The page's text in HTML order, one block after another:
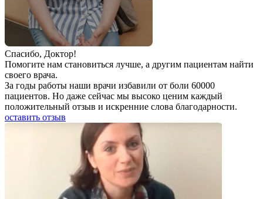
Спаcибо, Доктор!
Помогите нам становиться лучше, а другим пациентам найти
своего врача.
За годы работы наши врачи избавили от боли 60000
пациентов. Но даже сейчас мы высоко ценим каждый
положительный отзыв и искренние слова благодарности.
оставить отзыв